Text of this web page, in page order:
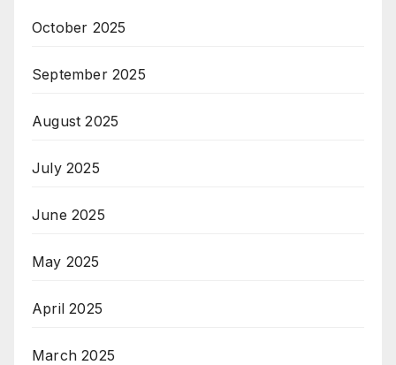
October 2025
September 2025
August 2025
July 2025
June 2025
May 2025
April 2025
March 2025